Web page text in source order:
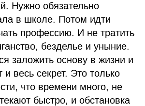
Нужно обязательно
в школе. Потом идти
профессию. И не тратить
безделье и уныние.
заложить основу в жизни и
и весь секрет. Это только
что времени много, не
быстро, и обстановка